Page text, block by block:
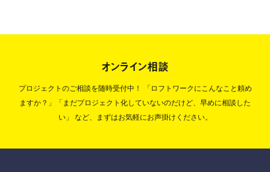
オンライン相談
プロジェクトのご相談を随時受付中！
「ロフトワークにこんなこと頼め
ますか？」「まだプロジェクト化していないのだけど、早めに相談した
い」
など、まずはお気軽にお声掛けください。